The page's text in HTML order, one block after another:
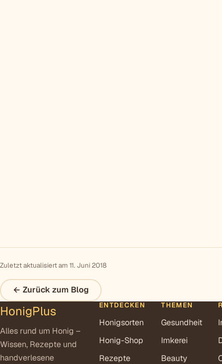
Zuletzt aktualisiert am 11. Juni 2018
← Zurück zum Blog
HonigPlus
Alles rund um Honig –
Wissen, Rezepte und
handverlesene
ENTDECKEN
Honigsorten
Honig-Shop
Rezepte
THEMEN
Gesundheit
Imkerei
Beauty